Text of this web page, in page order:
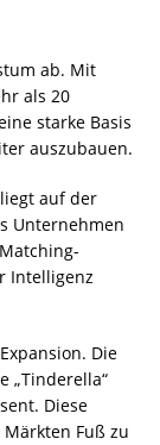
ab. Mit
als 20
starke Basis
auszubauen.
auf der
Unternehmen
Intelligenz
Die
„Tinderella“
Diese
Fuß zu